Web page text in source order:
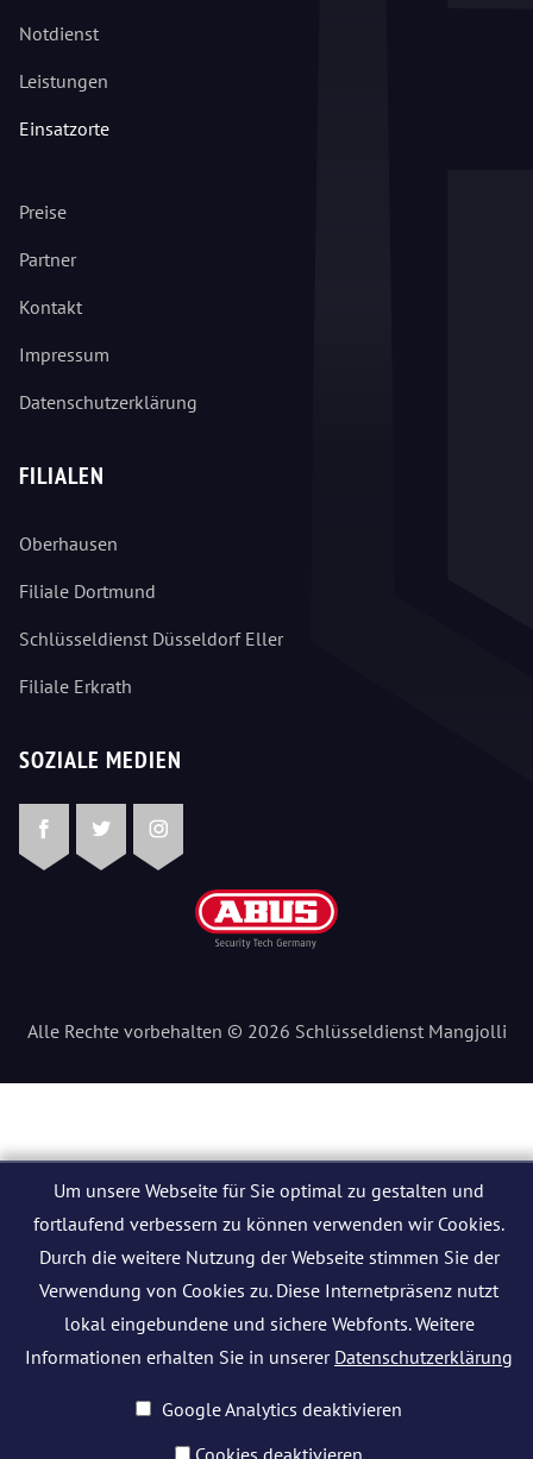
Notdienst
Leistungen
Einsatzorte
Preise
Partner
Kontakt
Impressum
Datenschutzerklärung
FILIALEN
Oberhausen
Filiale Dortmund
Schlüsseldienst Düsseldorf Eller
Filiale Erkrath
SOZIALE MEDIEN
FacebookTwitterInstagram
Alle Rechte vorbehalten © 2026 Schlüsseldienst Mangjolli
Um unsere Webseite für Sie optimal zu gestalten und
fortlaufend verbessern zu können verwenden wir Cookies.
Durch die weitere Nutzung der Webseite stimmen Sie der
Verwendung von Cookies zu. Diese Internetpräsenz nutzt
lokal eingebundene und sichere Webfonts. Weitere
Informationen erhalten Sie in unserer Datenschutzerklärung
Google Analytics deaktivieren